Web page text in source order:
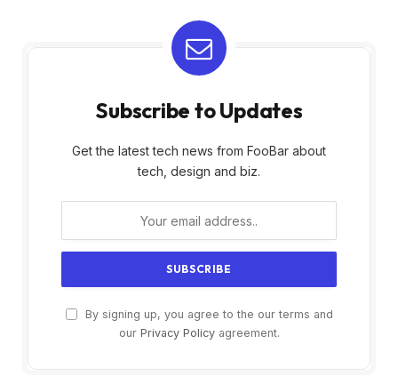
Subscribe to Updates
Get the latest tech news from FooBar about
tech, design and biz.
By signing up, you agree to the our terms and
our Privacy Policyagreement.